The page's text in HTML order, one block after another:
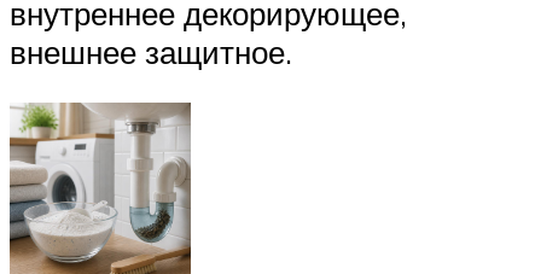
внутреннее декорирующее,
внешнее защитное.